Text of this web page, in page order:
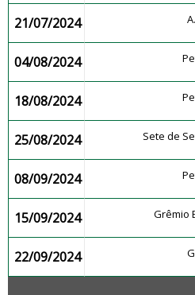
21/07/2024
04/08/2024
18/08/2024
25/08/2024 Sete de
08/09/2024
15/09/2024 Grêmio
22/09/2024